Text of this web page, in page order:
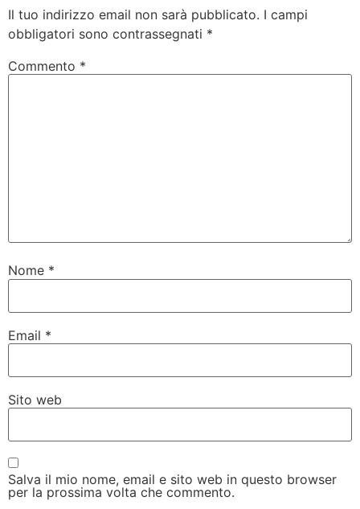
Il tuo indirizzo email non sarà pubblicato. I campi
obbligatori sono contrassegnati *
Commento *
Nome *
Email *
Sito web
Salva il mio nome, email e sito web in questo browser
per la prossima volta che commento.